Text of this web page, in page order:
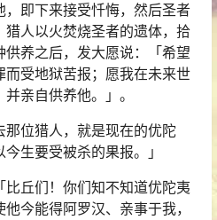
即下来接受忏悔，然后圣者
人以火焚烧圣者的遗体，拾
养之后，发大愿说：「希望
受地狱苦报；愿我在未来世
亲自供养他。」。
位猎人，就是现在的优陀
生要受被杀的果报。」
丘们！你们知不知道优陀夷
今能得阿罗汉、亲事于我，